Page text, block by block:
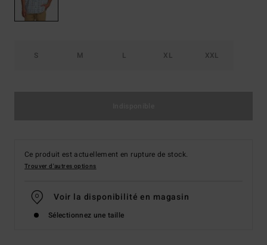
S M L XL XXL
Ce produit est actuellement en rupture de stock.
Trouver d'autres options
Voir la disponibilité en magasin
Sélectionnez une taille